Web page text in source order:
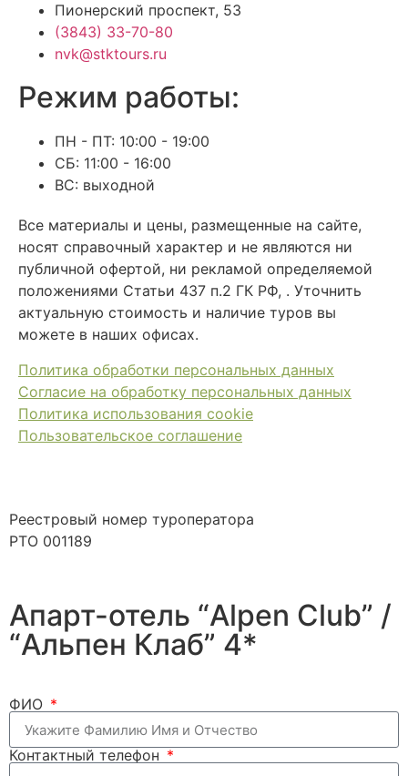
Реестровый номер туроператора
РТО 001189
Пионерский проспект, 53
(3843) 33-70-80
nvk@stktours.ru
Режим работы:
ПН - ПТ: 10:00 - 19:00
СБ: 11:00 - 16:00
ВС: выходной
Все материалы и цены, размещенные на сайте,
носят справочный характер и не являются ни
публичной офертой, ни рекламой определяемой
положениями Статьи 437 п.2 ГК РФ, . Уточнить
актуальную стоимость и наличие туров вы
можете в наших офисах.
Политика обработки персональных данных
Согласие на обработку персональных данных
Политика использования cookie
Пользовательское соглашение
Апарт-отель “Alpen Club” /
“Альпен Клаб” 4*
ФИО
Контактный телефон